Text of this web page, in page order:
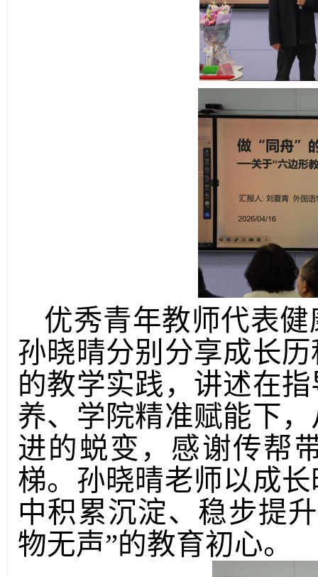
优秀青年教师代表健
孙晓晴分别分享成长
的教学实践，讲述在
养、学院精准赋能下
进的蜕变，感谢传帮
梯。孙晓晴老师以成
中积累沉淀、稳步提
物无声”的教育初心。